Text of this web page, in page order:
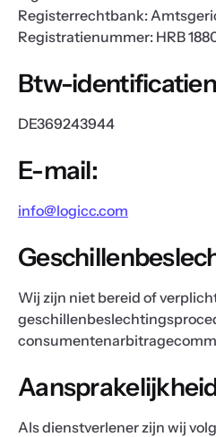
Registerrechtbank:
Registratienummer: HRB
Btw-
DE369243944
E-mail:
info@logicc.com
Wij zijn niet bereid of
Als dienstverlener zijn wij